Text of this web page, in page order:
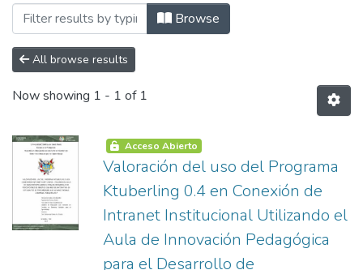
Browsing Maestrías by Author
Browse
All browse results
Now showing 1 - 1 of 1
Acceso Abierto
Valoración del uso del Programa
Ktuberling 0.4 en Conexión de
Intranet Institucional Utilizando el
Aula de Innovación Pedagógica
para el Desarrollo de